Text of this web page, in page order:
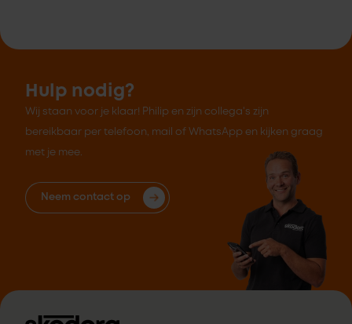
Hulp nodig?
Wij staan voor je klaar! Philip en zijn collega's zijn
bereikbaar per telefoon, mail of WhatsApp en kijken graag
met je mee.
Neem contact op